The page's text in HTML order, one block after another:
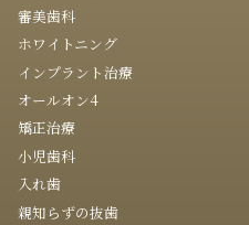
審美歯科
ホワイトニング
インプラント治療
オールオン4
矯正治療
小児歯科
入れ歯
親知らずの抜歯